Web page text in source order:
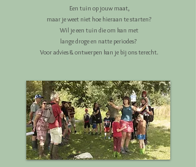
Een tuin op jouw maat,
maar je weet niet hoe hieraan te starten?
Wil je een tuin die om kan met
lange droge en natte periodes?
Voor advies & ontwerpen kan je bij ons terecht.